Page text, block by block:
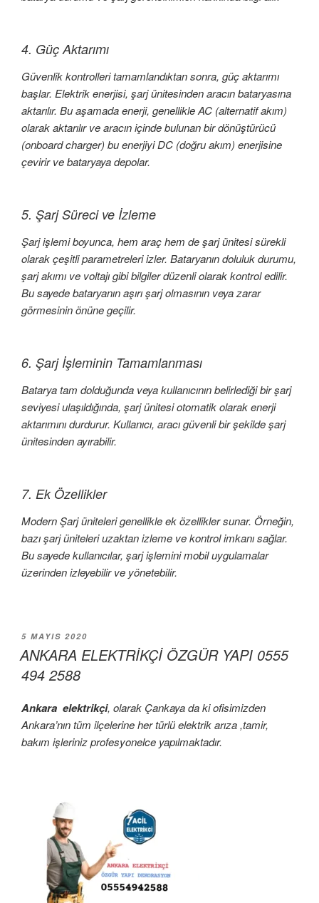
4. Güç Aktarımı
Güvenlik kontrolleri tamamlandıktan sonra, güç aktarımı
başlar. Elektrik enerjisi, şarj ünitesinden aracın bataryasına
aktarılır. Bu aşamada enerji, genellikle AC (alternatif akım)
olarak aktarılır ve aracın içinde bulunan bir dönüştürücü
(onboard charger) bu enerjiyi DC (doğru akım) enerjisine
çevirir ve bataryaya depolar.
5. Şarj Süreci ve İzleme
Şarj işlemi boyunca, hem araç hem de şarj ünitesi sürekli
olarak çeşitli parametreleri izler. Bataryanın doluluk durumu,
şarj akımı ve voltajı gibi bilgiler düzenli olarak kontrol edilir.
Bu sayede bataryanın aşırı şarj olmasının veya zarar
görmesinin önüne geçilir.
6. Şarj İşleminin Tamamlanması
Batarya tam dolduğunda veya kullanıcının belirlediği bir şarj
seviyesi ulaşıldığında, şarj ünitesi otomatik olarak enerji
aktarımını durdurur. Kullanıcı, aracı güvenli bir şekilde şarj
ünitesinden ayırabilir.
7. Ek Özellikler
Modern Şarj üniteleri genellikle ek özellikler sunar. Örneğin,
bazı şarj üniteleri uzaktan izleme ve kontrol imkanı sağlar.
Bu sayede kullanıcılar, şarj işlemini mobil uygulamalar
üzerinden izleyebilir ve yönetebilir.
YAYIM
TARIHI
5 MAYIS 2020
ANKARA ELEKTRİKÇİ ÖZGÜR YAPI 0555
494 2588
Ankara elektrikçi, olarak Çankaya da ki ofisimizden
Ankara’nın tüm ilçelerine her türlü elektrik arıza ,tamir,
bakım işleriniz profesyonelce yapılmaktadır.